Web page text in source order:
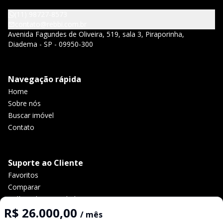
R$ 26.000,00 / mês
Avenida Fagundes de Oliveira, 519, sala 3, Piraporinha,
Diadema - SP - 09950-300
Navegação rápida
Home
Sobre nós
Buscar imóvel
Contato
Suporte ao Cliente
Favoritos
Comparar
Política de privacidade